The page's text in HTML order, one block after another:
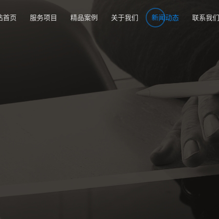
首页 服务项目 精品案例 关于我们 新闻动态 联系我们